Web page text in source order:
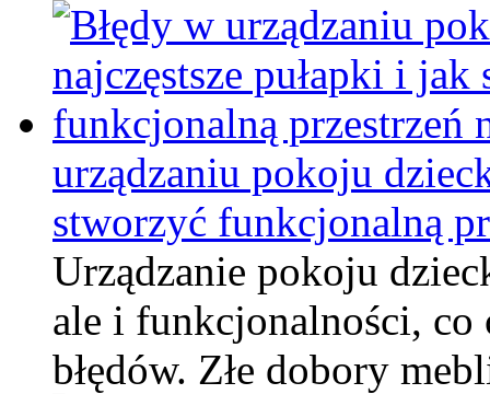
urządzaniu pokoju
stworzyć funkcjonalną
Urządzanie pokoju
ale i funkcjonalności, co
błędów. Złe dobory